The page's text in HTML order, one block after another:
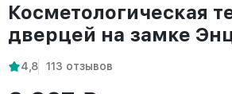
Косметологическая
дверцей на замке
4,8 113 отзывов